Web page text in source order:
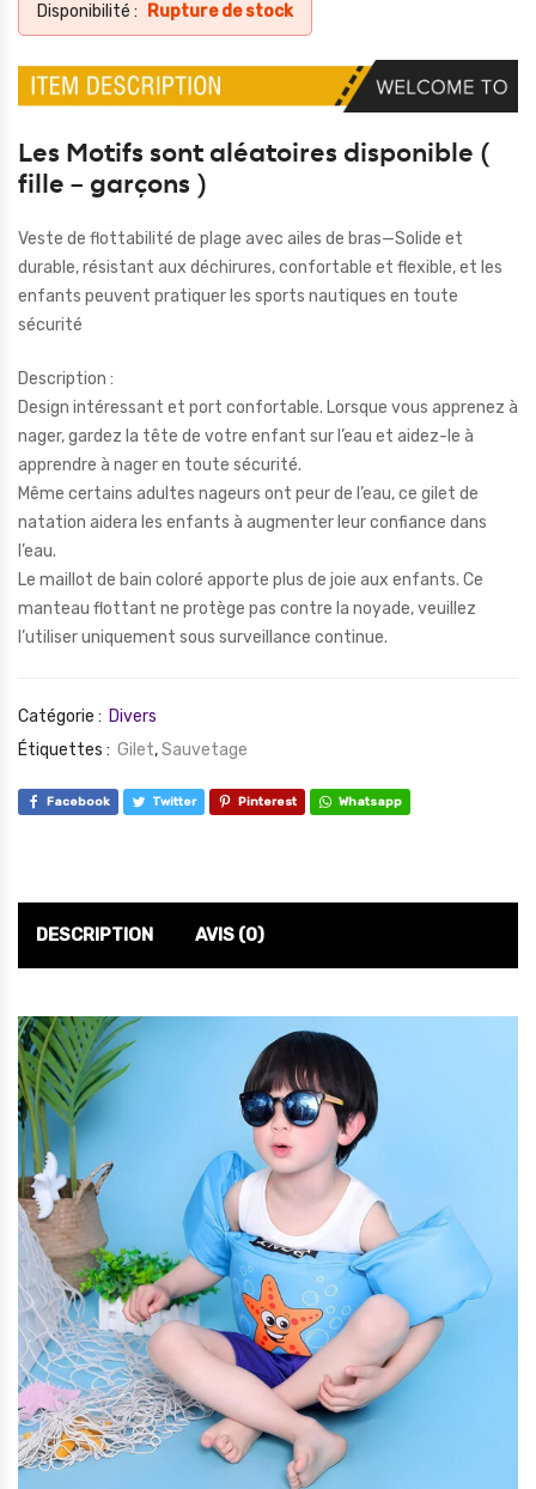
Disponibilité : Rupture de stock
Les Motifs sont aléatoires disponible (
fille – garçons )
Veste de flottabilité de plage avec ailes de bras—Solide et
durable, résistant aux déchirures, confortable et flexible, et les
enfants peuvent pratiquer les sports nautiques en toute
sécurité
Description :
Design intéressant et port confortable. Lorsque vous apprenez à
nager, gardez la tête de votre enfant sur l’eau et aidez-le à
apprendre à nager en toute sécurité.
Même certains adultes nageurs ont peur de l’eau, ce gilet de
natation aidera les enfants à augmenter leur confiance dans
l’eau.
Le maillot de bain coloré apporte plus de joie aux enfants. Ce
manteau flottant ne protège pas contre la noyade, veuillez
l’utiliser uniquement sous surveillance continue.
Catégorie : Divers
Étiquettes : Gilet,Sauvetage
Facebook Twitter Pinterest Whatsapp
DESCRIPTION AVIS (0)